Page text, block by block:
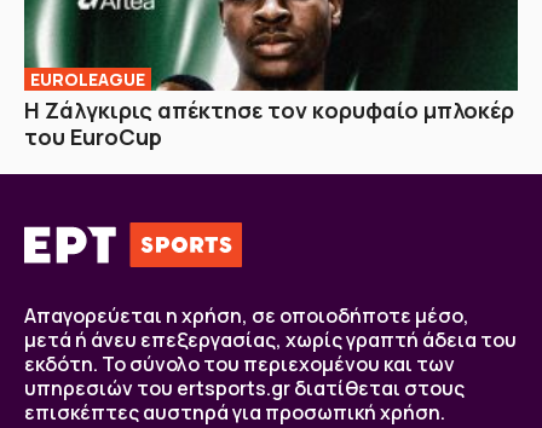
EUROLEAGUE
Η Ζάλγκιρις απέκτησε τον κορυφαίο μπλοκέρ
του EuroCup
Απαγορεύεται η χρήση, σε οποιοδήποτε μέσο,
μετά ή άνευ επεξεργασίας, χωρίς γραπτή άδεια του
εκδότη. Το σύνολο του περιεχομένου και των
υπηρεσιών του ertsports.gr διατίθεται στους
επισκέπτες αυστηρά για προσωπική χρήση.